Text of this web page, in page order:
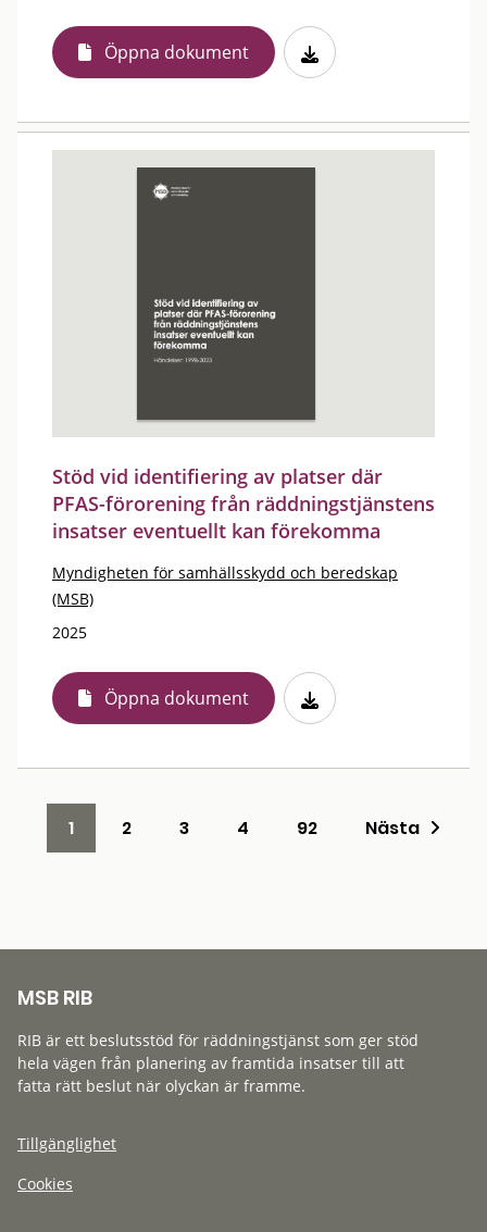
Öppna dokument
Stöd vid identifiering av platser där
PFAS-förorening från räddningstjänstens
insatser eventuellt kan förekomma
Myndigheten för samhällsskydd och beredskap
(MSB)
2025
Öppna dokument
1 2 3 4 92 Nästa
MSB RIB
RIB är ett beslutsstöd för räddningstjänst som ger stöd
hela vägen från planering av framtida insatser till att
fatta rätt beslut när olyckan är framme.
Tillgänglighet
Cookies